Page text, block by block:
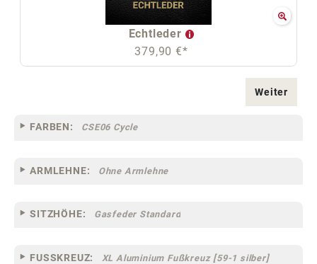
Echtleder
379,90 €*
Weiter
FARBEN: CSE06 Cycle
ARMLEHNE: Ohne Armlehne
SITZHÖHE: Gasfeder Standard
FUSSKREUZ: XL Aluminium Fußkreuz [59-1 silber]